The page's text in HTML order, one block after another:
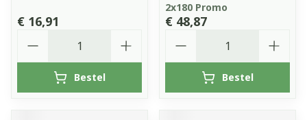
€ 16,91
Bestel
2x180 Promo
€ 48,87
Bestel